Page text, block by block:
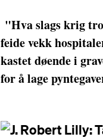
"Hva slags krig
feide vekk
kastet døende i
for å lage